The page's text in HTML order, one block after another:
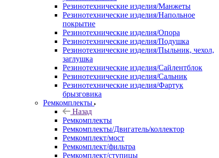
Резинотехнические изделия/Манжеты
Резинотехнические изделия/Напольное
покрытие
Резинотехнические изделия/Опора
Резинотехнические изделия/Подушка
Резинотехнические изделия/Пыльник, чехол,
заглушка
Резинотехнические изделия/Сайлентблок
Резинотехнические изделия/Сальник
Резинотехнические изделия/Фартук
брызговика
Ремкомплекты
Назад
Ремкомплекты
Ремкомплекты/Двигатель/коллектор
Ремкомплект/мост
Ремкомплект/фильтра
Ремкомплект/ступицы